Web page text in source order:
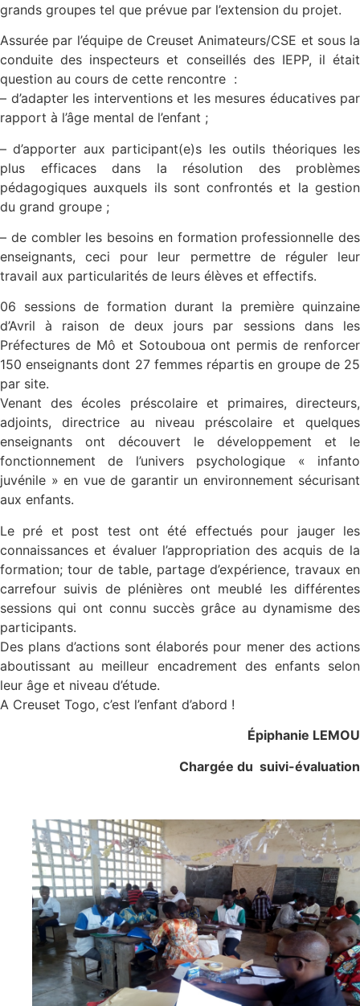
grands groupes tel que prévue par l’extension du projet.
Assurée par l’équipe de Creuset Animateurs/CSE et sous la
conduite des inspecteurs et conseillés des IEPP, il était
question au cours de cette rencontre :
– d’adapter les interventions et les mesures éducatives par
rapport à l’âge mental de l’enfant ;
– d’apporter aux participant(e)s les outils théoriques les
plus efficaces dans la résolution des problèmes
pédagogiques auxquels ils sont confrontés et la gestion
du grand groupe ;
– de combler les besoins en formation professionnelle des
enseignants, ceci pour leur permettre de réguler leur
travail aux particularités de leurs élèves et effectifs.
06 sessions de formation durant la première quinzaine
d’Avril à raison de deux jours par sessions dans les
Préfectures de Mô et Sotouboua ont permis de renforcer
150 enseignants dont 27 femmes répartis en groupe de 25
par site.
Venant des écoles préscolaire et primaires, directeurs,
adjoints, directrice au niveau préscolaire et quelques
enseignants ont découvert le développement et le
fonctionnement de l’univers psychologique « infanto
juvénile » en vue de garantir un environnement sécurisant
aux enfants.
Le pré et post test ont été effectués pour jauger les
connaissances et évaluer l’appropriation des acquis de la
formation; tour de table, partage d’expérience, travaux en
carrefour suivis de plénières ont meublé les différentes
sessions qui ont connu succès grâce au dynamisme des
participants.
Des plans d’actions sont élaborés pour mener des actions
aboutissant au meilleur encadrement des enfants selon
leur âge et niveau d’étude.
A Creuset Togo, c’est l’enfant d’abord !
Épiphanie LEMOU
Chargée du suivi-évaluation